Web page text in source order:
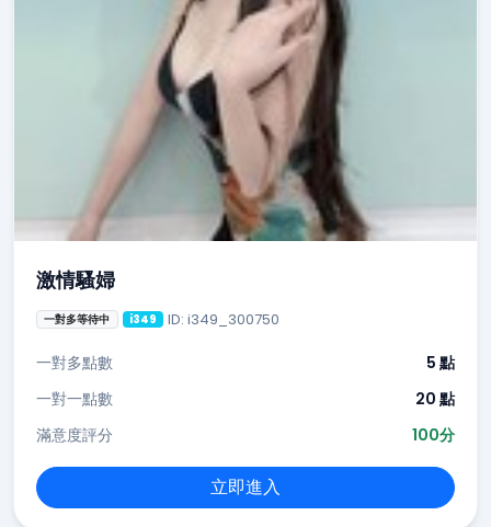
激情騷婦
一對多等待中 i349 ID: i349_300750
一對多點數
5 點
一對一點數
20 點
滿意度評分
100分
立即進入